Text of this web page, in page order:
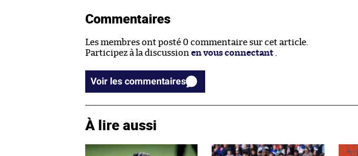
Commentaires
Les membres ont posté 0 commentaire sur cet article.
Participez à la discussion en vous connectant
Voir les commentaires
À lire aussi